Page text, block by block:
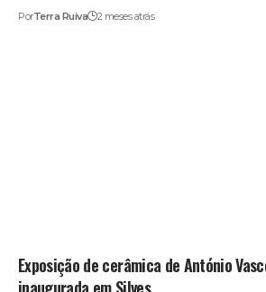
PorTerra Ruiva 2 meses atrás
Exposição de cerâmica de António
inaugurada em Silves